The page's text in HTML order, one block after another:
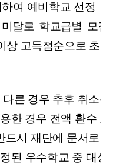
여 예비학교 선정
달로 학교급별 모
상 고득점순으로 초
른 경우 추후 취소
한 경우 전액 환수
드시 재단에 문서로
된 우수학교 중 대